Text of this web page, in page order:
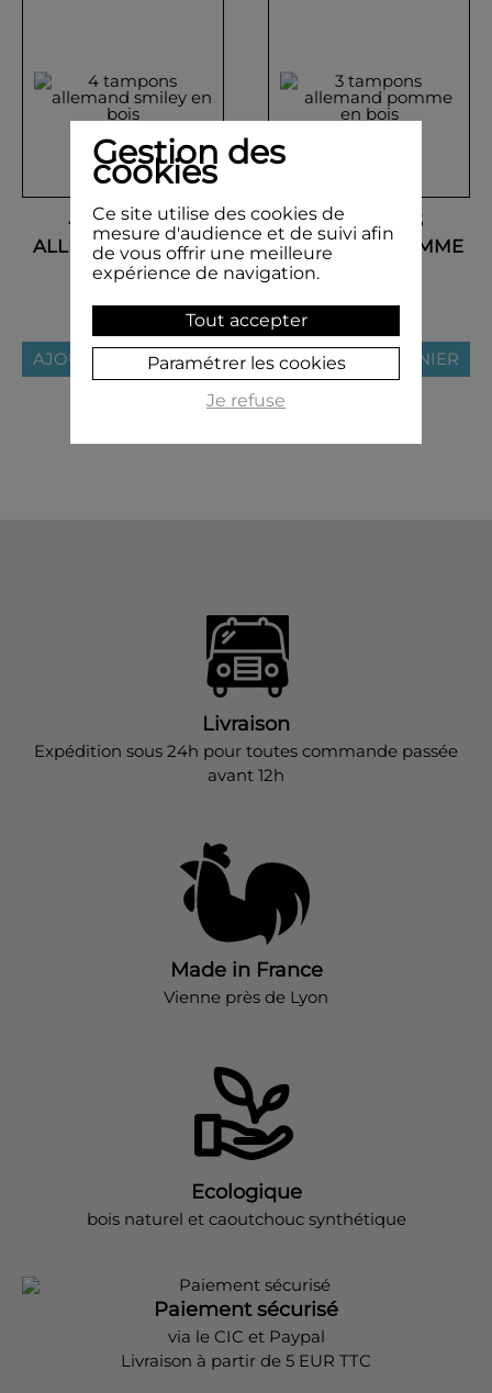
4 TAMPONS
ALLEMAND SMILEY
EN BOIS
18,60 €
AJOUTER AU PANIER
3 TAMPONS
ALLEMAND POMME
16,90 €
AJOUTER AU PANIER
Livraison
Expédition sous 24h pour toutes commande passée
avant 12h
Made in France
Vienne près de Lyon
Ecologique
bois naturel et caoutchouc synthétique
Paiement sécurisé
via le CIC et Paypal
Livraison à partir de 5 EUR TTC
Gestion des
cookies
Ce site utilise des cookies de
mesure d'audience et de suivi afin
de vous offrir une meilleure
expérience de navigation.
Tout accepter
Paramétrer les cookies
Je refuse